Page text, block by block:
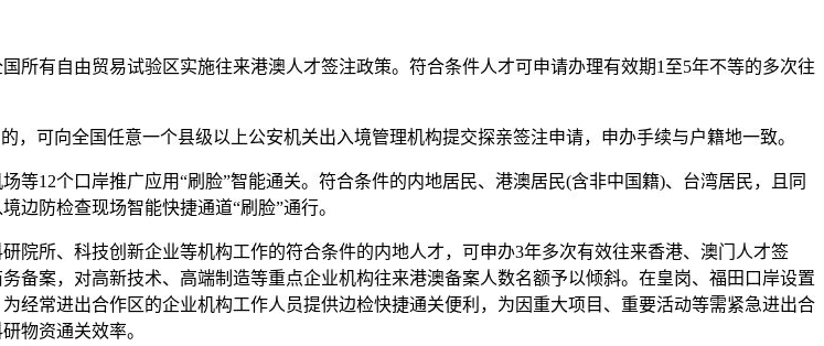
有自由贸易试验区实施往来港澳人才签注政策。符合条件人才可申请办理有效期1至5年不等的多次往
可向全国任意一个县级以上公安机关出入境管理机构提交探亲签注申请，申办手续与户籍地一致。
12个口岸推广应用“刷脸”智能通关。符合条件的内地居民、港澳居民(含非中国籍)、台湾居民，且同
边防检查现场智能快捷通道“刷脸”通行。
所、科技创新企业等机构工作的符合条件的内地人才，可申办3年多次有效往来香港、澳门人才签
备案，对高新技术、高端制造等重点企业机构往来港澳备案人数名额予以倾斜。在皇岗、福田口岸设置
经常进出合作区的企业机构工作人员提供边检快捷通关便利，为因重大项目、重要活动等需紧急进出合
物资通关效率。